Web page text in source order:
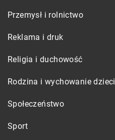
Przemysł i rolnictwo
Reklama i druk
Religia i duchowość
Rodzina i wychowanie dzieci
Społeczeństwo
Sport